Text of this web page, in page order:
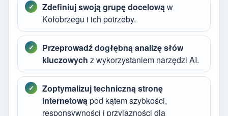
Zdefiniuj swoją grupę docelowąw
Kołobrzegu i ich potrzeby.
Przeprowadź dogłębną analizę słów
kluczowych z wykorzystaniem narzędzi AI.
Zoptymalizuj techniczną stronę
internetowąpod kątem szybkości,
responsywności i przyjazności dla